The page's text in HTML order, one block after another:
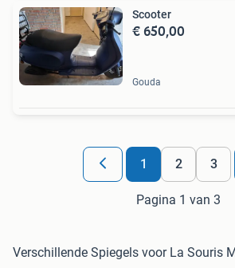
Scooter
€ 650,00
Gouda
1 2 3
Pagina 1 van 3
Verschillende Spiegels voor La Souris